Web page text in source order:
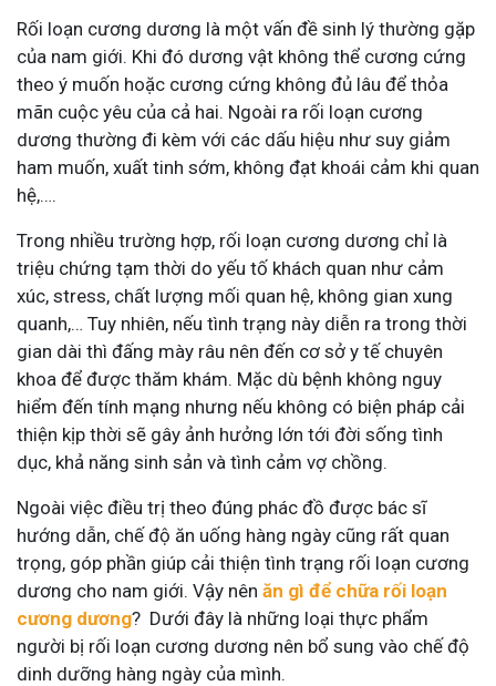
Rối loạn cương dương là một vấn đề sinh lý thường gặp
của nam giới. Khi đó dương vật không thể cương cứng
theo ý muốn hoặc cương cứng không đủ lâu để thỏa
mãn cuộc yêu của cả hai. Ngoài ra rối loạn cương
dương thường đi kèm với các dấu hiệu như suy giảm
ham muốn, xuất tinh sớm, không đạt khoái cảm khi quan
hệ,….
Trong nhiều trường hợp, rối loạn cương dương chỉ là
triệu chứng tạm thời do yếu tố khách quan như cảm
xúc, stress, chất lượng mối quan hệ, không gian xung
quanh,… Tuy nhiên, nếu tình trạng này diễn ra trong thời
gian dài thì đấng mày râu nên đến cơ sở y tế chuyên
khoa để được thăm khám. Mặc dù bệnh không nguy
hiểm đến tính mạng nhưng nếu không có biện pháp cải
thiện kịp thời sẽ gây ảnh hưởng lớn tới đời sống tình
dục, khả năng sinh sản và tình cảm vợ chồng.
Ngoài việc điều trị theo đúng phác đồ được bác sĩ
hướng dẫn, chế độ ăn uống hàng ngày cũng rất quan
trọng, góp phần giúp cải thiện tình trạng rối loạn cương
dương cho nam giới. Vậy nên ăn gì để chữa rối loạn
cương dương? Dưới đây là những loại thực phẩm
người bị rối loạn cương dương nên bổ sung vào chế độ
dinh dưỡng hàng ngày của mình.